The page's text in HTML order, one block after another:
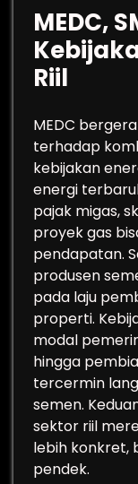
MEDC,
Riil
MEDC
terhadap
kebijakan
energi
pajak migas,
proyek gas
pendapatan.
produsen
pada laju
properti.
modal
hingga
tercermin
semen.
sektor riil
lebih konkret,
pendek.